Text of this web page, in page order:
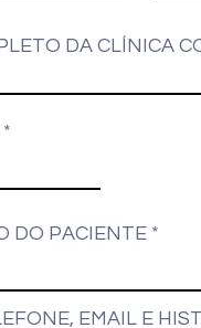
DA CLÍNICA
DO PACIENTE
EMAIL E